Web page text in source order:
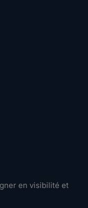
en visibilité et